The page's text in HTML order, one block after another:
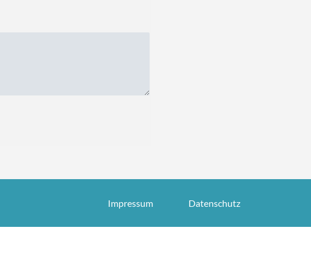
Impressum Datenschutz